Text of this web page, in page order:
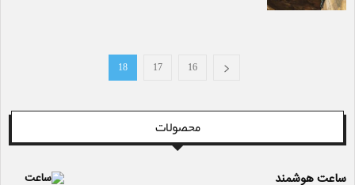
16
17
18
محصولات
ساعت هوشمند